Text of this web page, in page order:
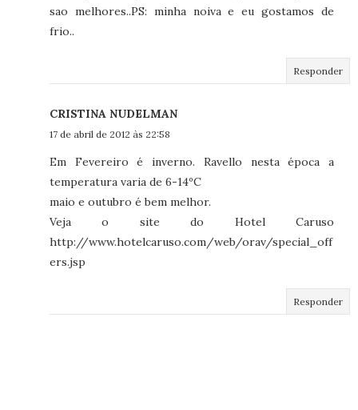
sao melhores..PS: minha noiva e eu gostamos de
frio..
Responder
CRISTINA NUDELMAN
17 de abril de 2012 às 22:58
Em Fevereiro é inverno. Ravello nesta época a
temperatura varia de 6-14ºC
maio e outubro é bem melhor.
Veja o site do Hotel Caruso
http://www.hotelcaruso.com/web/orav/special_off
ers.jsp
Responder